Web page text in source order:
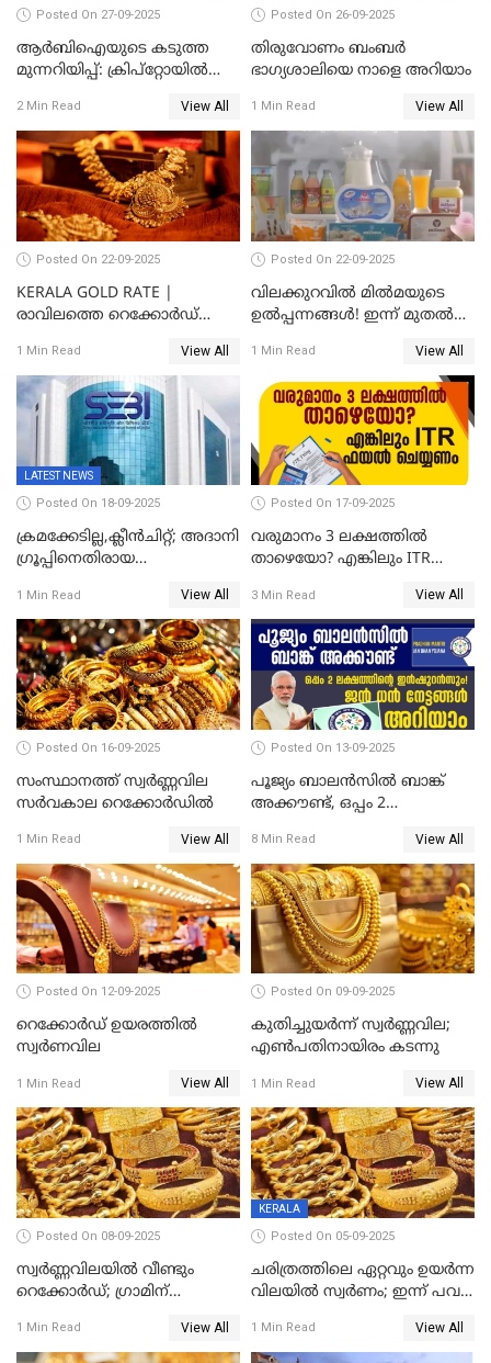
Posted On 27-09-2025
ആർബിഐയുടെ കടുത്ത
മുന്നറിയിപ്പ്: ക്രിപ്റ്റോയിൽ
സുരക്ഷയില്ല!
2 Min Read View All
Posted On 26-09-2025
തിരുവോണം ബംബര്‍
ഭാഗ്യശാലിയെ നാളെ അറിയാം
1 Min Read View All
Posted On 22-09-2025
KERALA GOLD RATE |
രാവിലത്തെ റെക്കോർഡ്
തവണ കൂടി; പവൻ വില
83,000 ലേക്ക്
1 Min Read View All
Posted On 22-09-2025
വിലക്കുറവിൽ മിൽമയുടെ
ഉൽപ്പന്നങ്ങൾ! ഇന്ന് മുതൽ
ഉപഭോക്താക്കൾക്ക്
1 Min Read View All
LATEST NEWS
Posted On 18-09-2025
ക്രമക്കേടില്ല,ക്ലീൻചിറ്റ്; അദാനി
​ഗ്രൂപ്പിനെതിരായ
തള്ളി സെബി
1 Min Read View All
Posted On 17-09-2025
വരുമാനം 3 ലക്ഷത്തിൽ
താഴെയോ? എങ്കിലും ITR
3 Min Read View All
Posted On 16-09-2025
സംസ്ഥാനത്ത് സ്വര്‍ണ്ണവില
സർവകാല റെക്കോർഡിൽ
1 Min Read View All
Posted On 13-09-2025
പൂജ്യം ബാലൻസിൽ ബാങ്ക്
അക്കൗണ്ട്, ഒപ്പം 2
ജൻ ധൻ നേട്ടങ്ങൾ അറിയാം
8 Min Read View All
Posted On 12-09-2025
റെക്കോര്‍ഡ് ഉയരത്തിൽ
സ്വര്‍ണവില
1 Min Read View All
Posted On 09-09-2025
കുതിച്ചുയർന്ന് സ്വർണ്ണവില;
എണ്‍പതിനായിരം കടന്നു
1 Min Read View All
Posted On 08-09-2025
സ്വർണ്ണവിലയിൽ വീണ്ടും
റെക്കോർഡ്; ഗ്രാമിന്
രൂപ മാത്രം കുറവ്
1 Min Read View All
KERALA
Posted On 05-09-2025
ചരിത്രത്തിലെ ഏറ്റവും ഉയർന്ന
വിലയിൽ സ്വർണം; ഇന്ന് പവന്
1 Min Read View All